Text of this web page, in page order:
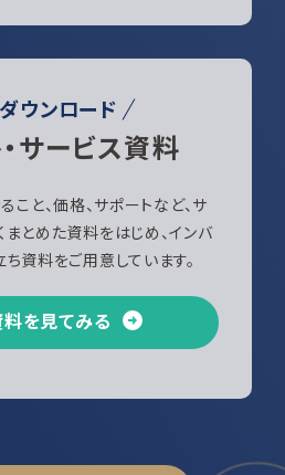
ウンロード
サービス資料
と、価格、サポートなど、サ
とめた資料をはじめ、インバ
資料をご用意しています。
を見てみる